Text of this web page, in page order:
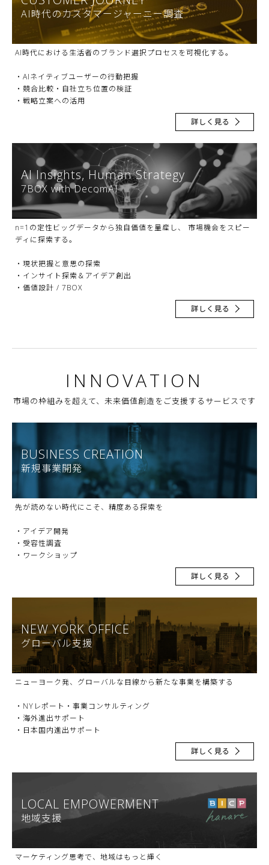
AI時代のカスタマージャーニー調査
AI時代における生活者のブランド選択プロセスを可視化する。
・AIネイティブユーザーの行動把握
・競合比較・自社立ち位置の検証
・戦略立案への活用
詳しく見る
AI Insights, Human Strategy
7BOX with DecomAI
n=1の定性ビッグデータから独自価値を量産し、 市場機会をスピー
ディに探索する。
・現状把握と意思の探索
・インサイト探索＆アイデア創出
・価値設計 / 7BOX
詳しく見る
INNOVATION
市場の枠組みを超えて、未来価値創造をご支援するサービスです
BUSINESS CREATION
新規事業開発
先が読めない時代にこそ、精度ある探索を
・アイデア開発
・受容性調査
・ワークショップ
詳しく見る
NEW YORK OFFICE
グローバル支援
ニューヨーク発、グローバルな目線から新たな事業を構築する
・NYレポート・事業コンサルティング
・海外進出サポート
・日本国内進出サポート
詳しく見る
LOCAL EMPOWERMENT
地域支援
マーケティング思考で、地域はもっと輝く